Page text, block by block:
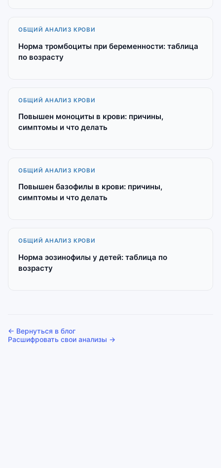
ОБЩИЙ АНАЛИЗ КРОВИ
Норма тромбоциты при беременности: таблица
по возрасту
ОБЩИЙ АНАЛИЗ КРОВИ
Повышен моноциты в крови: причины,
симптомы и что делать
ОБЩИЙ АНАЛИЗ КРОВИ
Повышен базофилы в крови: причины,
симптомы и что делать
ОБЩИЙ АНАЛИЗ КРОВИ
Норма эозинофилы у детей: таблица по
возрасту
← Вернуться в блог
Расшифровать свои анализы →